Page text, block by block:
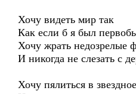
Хочу видеть мир так
Как если б я был
Хочу жрать недозрелые
И никогда не слезать с
Хочу пялиться в